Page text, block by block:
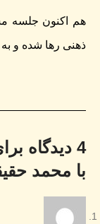
هم اکنون جلسه
ذهنی رها شده و
4 دیدگاه برای
با محمد